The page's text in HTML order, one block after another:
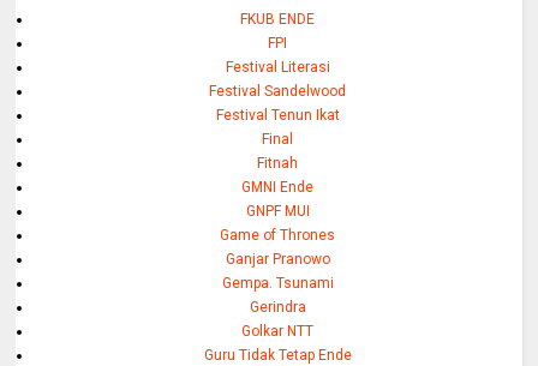
FKUB ENDE
FPI
Festival Literasi
Festival Sandelwood
Festival Tenun Ikat
Final
Fitnah
GMNI Ende
GNPF MUI
Game of Thrones
Ganjar Pranowo
Gempa. Tsunami
Gerindra
Golkar NTT
Guru Tidak Tetap Ende